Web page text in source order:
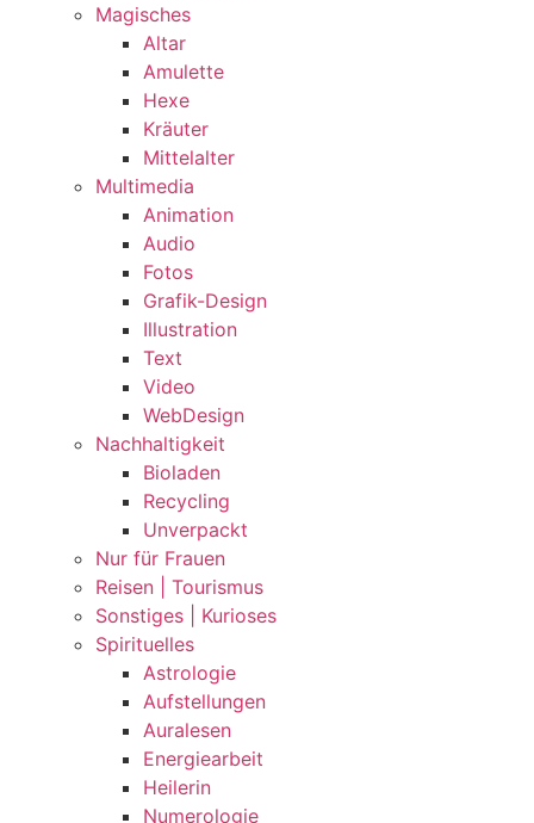
Magisches
Altar
Amulette
Hexe
Kräuter
Mittelalter
Multimedia
Animation
Audio
Fotos
Grafik-Design
Illustration
Text
Video
WebDesign
Nachhaltigkeit
Bioladen
Recycling
Unverpackt
Nur für Frauen
Reisen | Tourismus
Sonstiges | Kurioses
Spirituelles
Astrologie
Aufstellungen
Auralesen
Energiearbeit
Heilerin
Numerologie